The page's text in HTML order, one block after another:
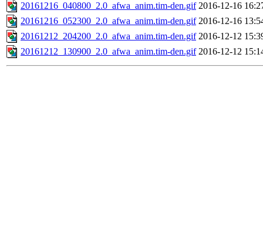
20161216_040800_2.0_afwa_anim.tim-den.gif 2016-12-16
20161216_052300_2.0_afwa_anim.tim-den.gif 2016-12-16
20161212_204200_2.0_afwa_anim.tim-den.gif 2016-12-12
20161212_130900_2.0_afwa_anim.tim-den.gif 2016-12-12